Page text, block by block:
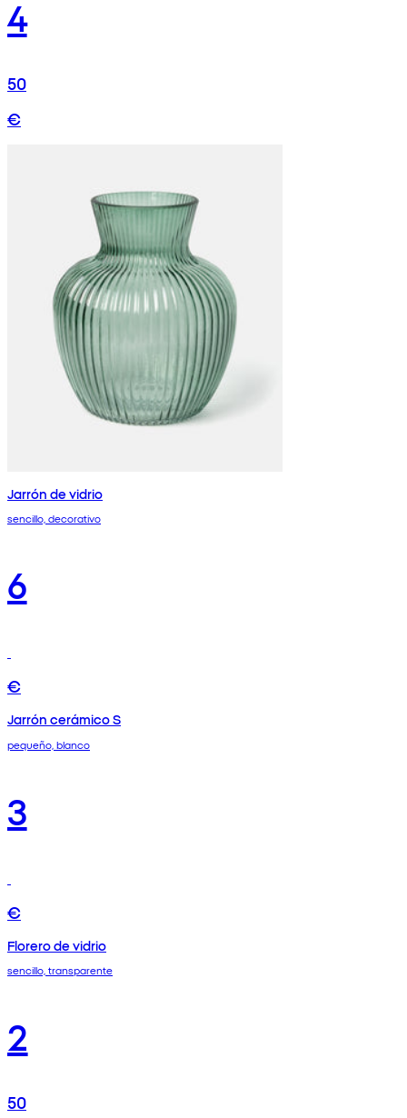
4
50
€
Jarrón de vidrio
sencillo, decorativo
6
€
Jarrón cerámico S
pequeño, blanco
3
€
Florero de vidrio
sencillo, transparente
2
50